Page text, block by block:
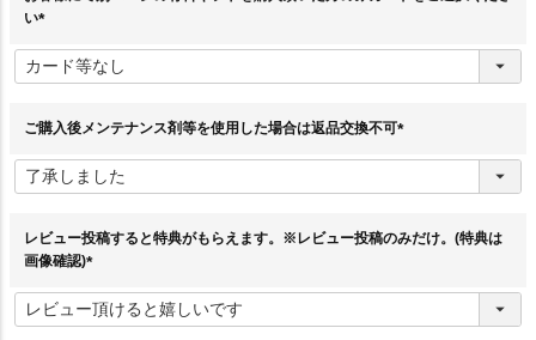
い
必
須
ご購入後メンテナンス剤等を使用した場合は返品交換不可
須
レビュー投稿すると特典がもらえます。※レビュー投稿のみだけ。(特典は
画像確認)
必
須